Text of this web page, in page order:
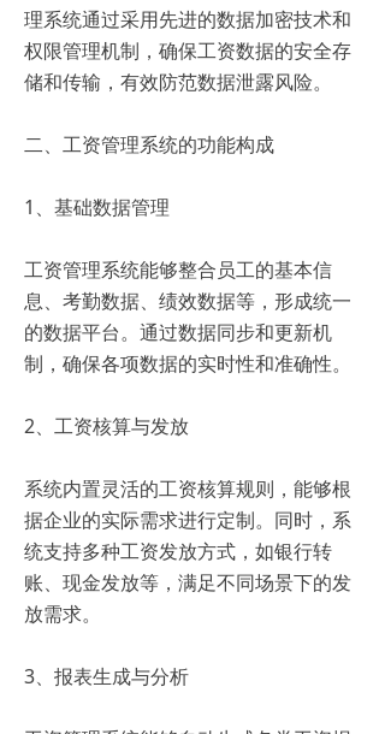
理系统通过采用先进的数据加密技术和
权限管理机制，确保工资数据的安全存
储和传输，有效防范数据泄露风险。
二、工资管理系统的功能构成
1、基础数据管理
工资管理系统能够整合员工的基本信
息、考勤数据、绩效数据等，形成统一
的数据平台。通过数据同步和更新机
制，确保各项数据的实时性和准确性。
2、工资核算与发放
系统内置灵活的工资核算规则，能够根
据企业的实际需求进行定制。同时，系
统支持多种工资发放方式，如银行转
账、现金发放等，满足不同场景下的发
放需求。
3、报表生成与分析